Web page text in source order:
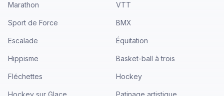
Marathon VTT
Sport de Force BMX
Escalade Équitation
Hippisme Basket-ball à trois
Fléchettes Hockey
Hockey sur Glace Patinage artistique